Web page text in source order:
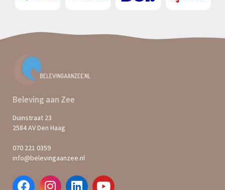
Beleving aan Zee
Duinstraat 23
2584 AV Den Haag
070 221 0359
info@belevingaanzee.nl